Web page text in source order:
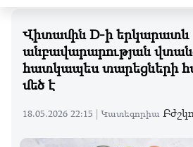
Վիտամին D-ի երկարատև
անբավարարության
հատկապես տարեցների
մեծ է
18.05.2026 22:15 | Կատեգորիա